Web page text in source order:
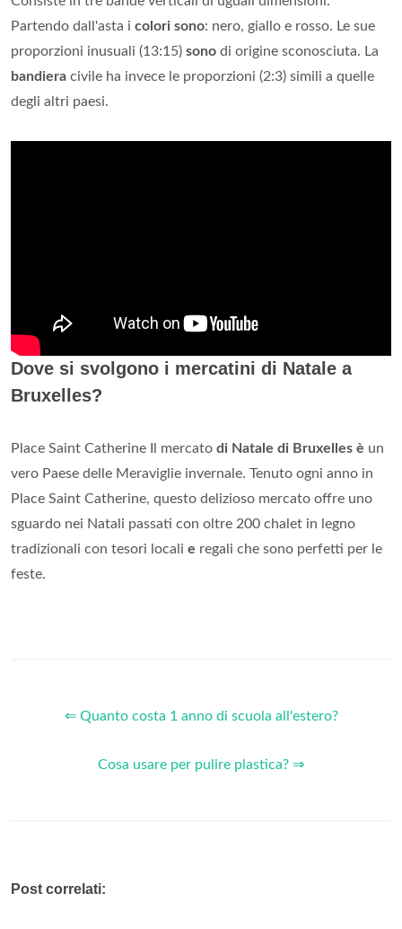
Partendo dall'asta i colori sono: nero, giallo e rosso. Le sue
proporzioni inusuali (13:15) sono di origine sconosciuta. La
bandiera civile ha invece le proporzioni (2:3) simili a quelle
degli altri paesi.
Dove si svolgono i mercatini di Natale a
Bruxelles?
Place Saint Catherine Il mercato di Natale di Bruxelles è un
vero Paese delle Meraviglie invernale. Tenuto ogni anno in
Place Saint Catherine, questo delizioso mercato offre uno
sguardo nei Natali passati con oltre 200 chalet in legno
tradizionali con tesori locali e regali che sono perfetti per le
feste.
⇐ Quanto costa 1 anno di scuola all'estero?
Cosa usare per pulire plastica? ⇒
Post correlati: